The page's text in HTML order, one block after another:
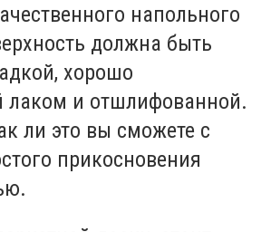
напольного
должна быть
хорошо
лаком и отшлифованной.
ли это вы сможете с
прикосновения